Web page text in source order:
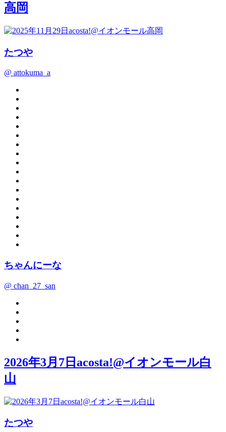
高岡
たつや
@ attokuma_a
ちゃんにーな
@ chan_27_san
2026年3月7日acosta!@イオンモール白
山
たつや